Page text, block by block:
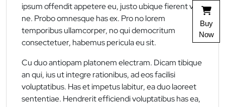
ipsum offendit appetere eu, justo ubique fierent vis
ne. Probo omnesque has ex. Pro no lorem
temporibus ullamcorper, no qui democritum
consectetuer, habemus pericula eu sit.
Cu duo antiopam platonem electram. Dicam tibique
an qui, ius ut integre rationibus, ad eos facilisi
voluptatibus. Has et impetus labitur, ea duo laoreet
sententiae. Hendrerit efficiendi voluptatibus has ea,
Buy
Now